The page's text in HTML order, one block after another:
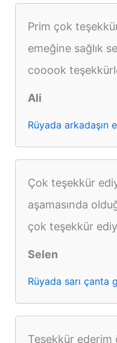
Prim çok
emeğine sağlık
cooook
Ali
Rüyada arkadaşın
Çok teşekkür
aşamasında
çok teşekkür
Selen
Rüyada sarı çanta
Teşekkür ederim